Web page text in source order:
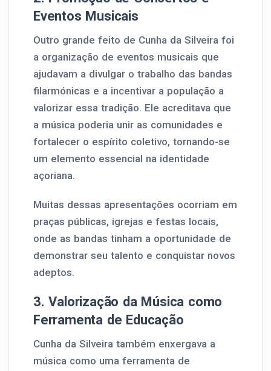
Eventos Musicais
Outro grande feito de Cunha da Silveira foi
a organização de eventos musicais que
ajudavam a divulgar o trabalho das bandas
filarmónicas e a incentivar a população a
valorizar essa tradição. Ele acreditava que
a música poderia unir as comunidades e
fortalecer o espírito coletivo, tornando-se
um elemento essencial na identidade
açoriana.
Muitas dessas apresentações ocorriam em
praças públicas, igrejas e festas locais,
onde as bandas tinham a oportunidade de
demonstrar seu talento e conquistar novos
adeptos.
3. Valorização da Música como
Ferramenta de Educação
Cunha da Silveira também enxergava a
música como uma ferramenta de